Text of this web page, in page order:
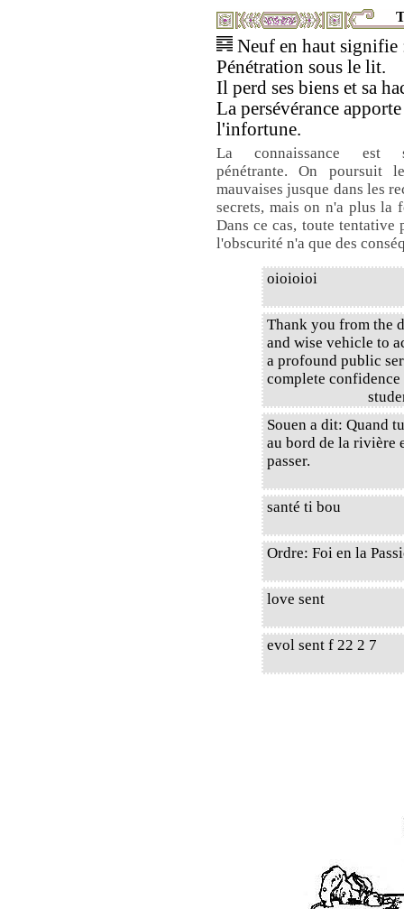
Neuf en haut signifie
Pénétration sous le lit.
Il perd ses biens et sa
La persévérance apporte
l'infortune.
La connaissance est
pénétrante. On poursuit
mauvaises jusque dans les
secrets, mais on n'a plus la
Dans ce cas, toute tentative
l'obscurité n'a que des
oioioioi
Thank you from the
and wise vehicle to
a profound public
complete
Souen a dit: Quand
au bord de la rivière
passer.
santé ti bou
Ordre: Foi en la
love sent
evol sent f 22 2 7